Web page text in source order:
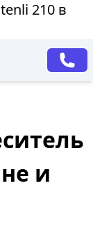
210 в
и